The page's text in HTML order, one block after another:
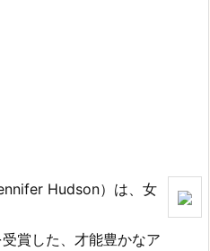
Hudson）は、女
賞した、才能豊かなア